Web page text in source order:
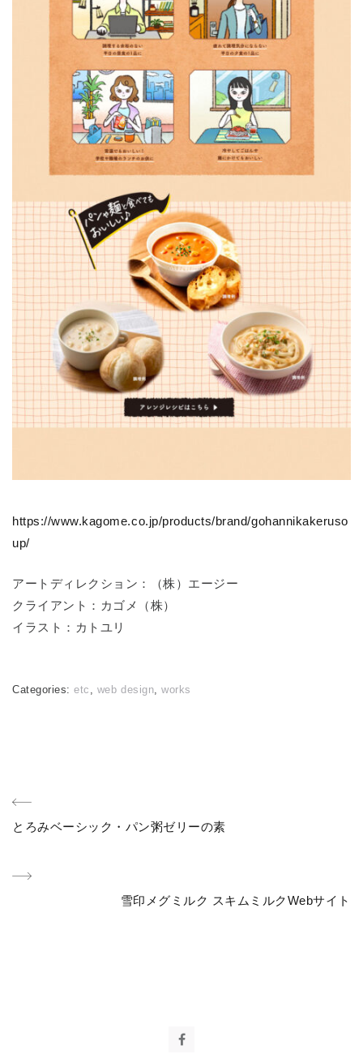
https://www.kagome.co.jp/products/brand/gohannikakeruso
up/
アートディレクション：（株）エージー
クライアント：カゴメ（株）
イラスト：カトユリ
Categories:etc , web design,works
投
ナ
Previous
とろみベーシック・パン粥ゼリーの素
Next
雪印メグミルク スキムミルクWebサイト